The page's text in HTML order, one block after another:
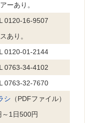
ーあり。
0120-16-9507
あり。
0120-01-2144
0763-34-4102
0763-32-7670
シ （PDFファイル）
1日500円